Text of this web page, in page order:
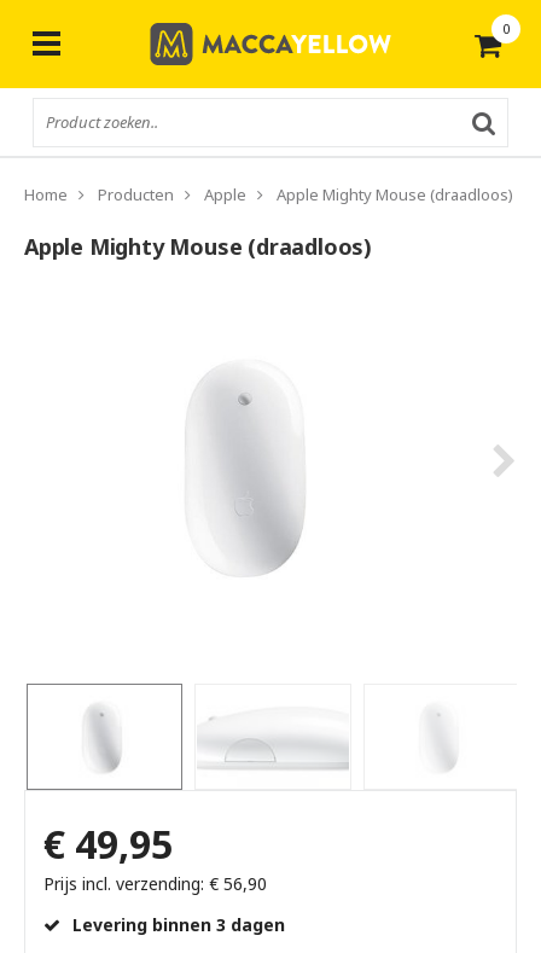
0
Home Producten Apple Apple Mighty Mouse (draadloos)
Apple Mighty Mouse (draadloos)
€ 49,95
Prijs incl. verzending: € 56,90
Levering binnen 3 dagen